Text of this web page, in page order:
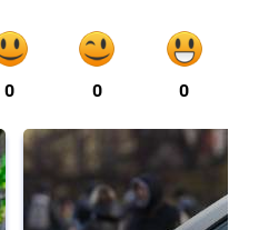
0 0 0